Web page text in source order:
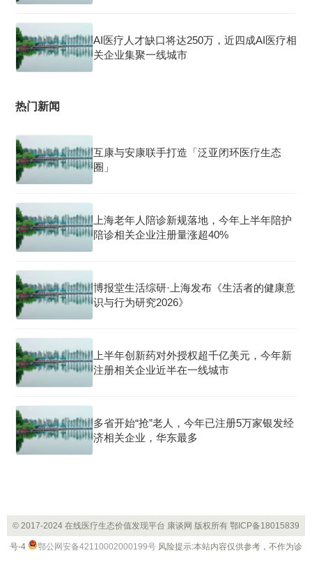
AI医疗人才缺口将达250万，近四成AI医疗相
关企业集聚一线城市
热门新闻
互康与安康联手打造「泛亚闭环医疗生态
圈」
上海老年人陪诊新规落地，今年上半年陪护
陪诊相关企业注册量涨超40%
博报堂生活综研·上海发布《生活者的健康意
识与行为研究2026》
上半年创新药对外授权超千亿美元，今年新
注册相关企业近半在一线城市
多省开始“抢”老人，今年已注册5万家银发经
济相关企业，华东最多
© 2017-2024 在线医疗生态价值发现平台 康谈网 版权所有 鄂ICP备18015839
号-4 鄂公网安备42110002000199号 风险提示:本站内容仅供参考，不作为诊